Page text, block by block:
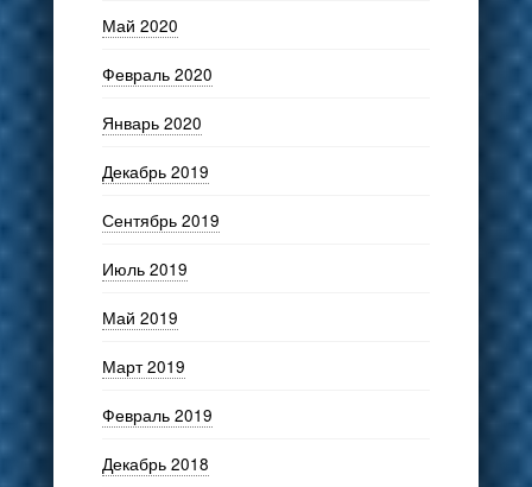
Май 2020
Февраль 2020
Январь 2020
Декабрь 2019
Сентябрь 2019
Июль 2019
Май 2019
Март 2019
Февраль 2019
Декабрь 2018